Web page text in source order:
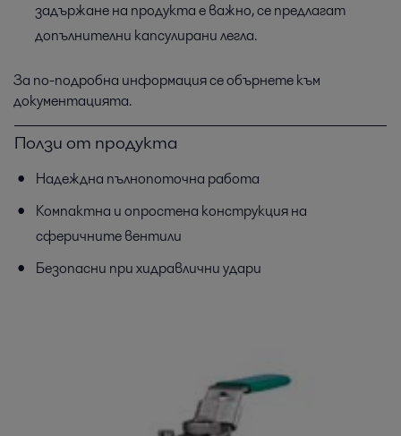
задържане на продукта е важно, се предлагат
допълнителни капсулирани легла.
За по-подробна информация се обърнете към
документацията.
Ползи от продукта
Надеждна пълнопоточна работа
Компактна и опростена конструкция на
сферичните вентили
Безопасни при хидравлични удари